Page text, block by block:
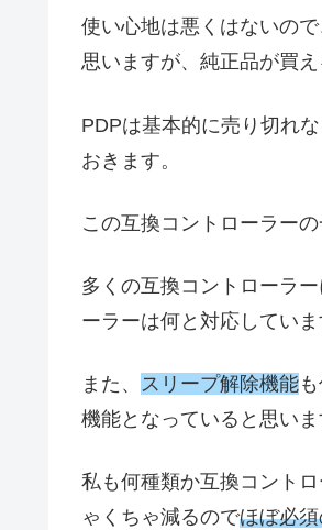
使い心地は悪くはないの
思いますが、純正品が買
PDPは基本的に売り切れ
おきます。
この互換コントローラー
多くの互換コントローラ
ーラーは何と対応していま
また、 スリープ解除機能
機能となっていると思いま
私も何種類か互換コント
ゃくちゃ減るのでほぼ必